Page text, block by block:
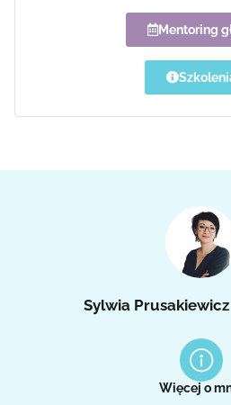
Mentoring
Sylwia
Więcej o